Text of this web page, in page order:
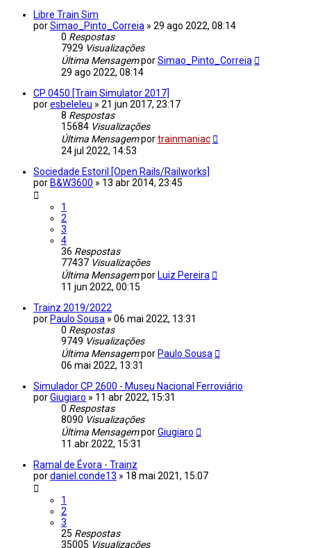
Libre Train Sim
porSimao_Pinto_Correia » 29 ago 2022, 08:14
0 Respostas
7929 Visualizações
Última MensagemporSimao_Pinto_Correia
29 ago 2022, 08:14
CP 0450 [Train Simulator 2017]
poresbeleleu » 21 jun 2017, 23:17
8 Respostas
15684 Visualizações
Última Mensagemportrainmaniac
24 jul 2022, 14:53
Sociedade Estoril [Open Rails/Railworks]
por B&W3600 » 13 abr 2014, 23:45
1
2
3
4
36 Respostas
77437 Visualizações
Última Mensagempor Luiz Pereira
11 jun 2022, 00:15
Trainz 2019/2022
por Paulo Sousa » 06 mai 2022, 13:31
0 Respostas
9749 Visualizações
Última Mensagempor Paulo Sousa
06 mai 2022, 13:31
Simulador CP 2600 - Museu Nacional Ferroviário
porGiugiaro » 11 abr 2022, 15:31
0 Respostas
8090 Visualizações
Última MensagemporGiugiaro
11 abr 2022, 15:31
Ramal de Évora - Trainz
pordaniel.conde13 » 18 mai 2021, 15:07
1
2
3
25 Respostas
35005 Visualizações